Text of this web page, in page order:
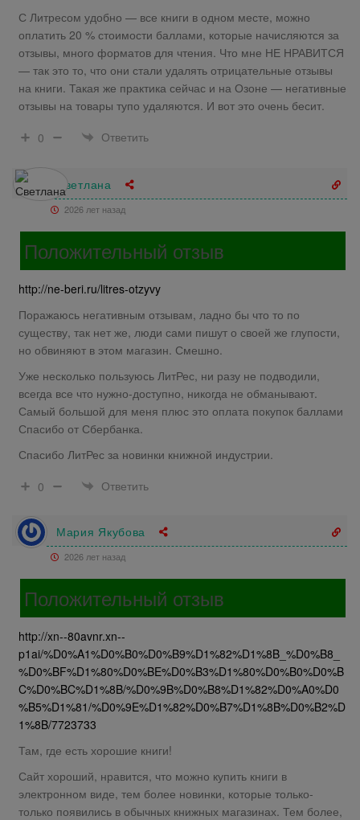
С Литресом удобно — все книги в одном месте, можно
оплатить 20 % стоимости баллами, которые начисляются за
отзывы, много форматов для чтения. Что мне НЕ НРАВИТСЯ
— так это то, что они стали удалять отрицательные отзывы
на книги. Такая же практика сейчас и на Озоне — негативные
отзывы на товары тупо удаляются. И вот это очень бесит.
0
Ответить
Светлана
2026 лет назад
Положительный отзыв
http://ne-beri.ru/litres-otzyvy
Поражаюсь негативным отзывам, ладно бы что то по
существу, так нет же, люди сами пишут о своей же глупости,
но обвиняют в этом магазин. Смешно.
Уже несколько пользуюсь ЛитРес, ни разу не подводили,
всегда все что нужно-доступно, никогда не обманывают.
Самый большой для меня плюс это оплата покупок баллами
Спасибо от Сбербанка.
Спасибо ЛитРес за новинки книжной индустрии.
0
Ответить
Мария Якубова
2026 лет назад
Положительный отзыв
http://xn--80avnr.xn--
p1ai/%D0%A1%D0%B0%D0%B9%D1%82%D1%8B_%D0%B8_
%D0%BF%D1%80%D0%BE%D0%B3%D1%80%D0%B0%D0%B
C%D0%BC%D1%8B/%D0%9B%D0%B8%D1%82%D0%A0%D0
%B5%D1%81/%D0%9E%D1%82%D0%B7%D1%8B%D0%B2%D
1%8B/7723733
Там, где есть хорошие книги!
Сайт хороший, нравится, что можно купить книги в
электронном виде, тем более новинки, которые только-
только появились в обычных книжных магазинах. Тем более,